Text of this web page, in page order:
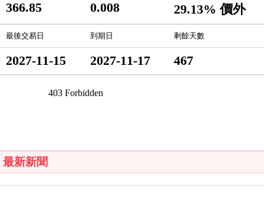
366.85 0.008 29.13% 價外
最後交易日 到期日 剩餘天數
2027-11-15 2027-11-17 467
最新新聞